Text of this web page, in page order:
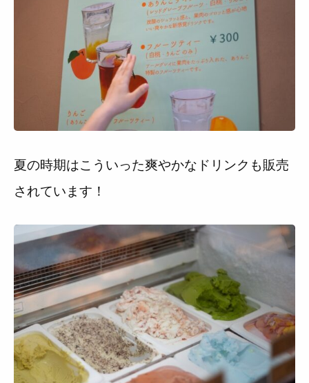
夏の時期はこういった爽やかなドリンクも販売
されています！